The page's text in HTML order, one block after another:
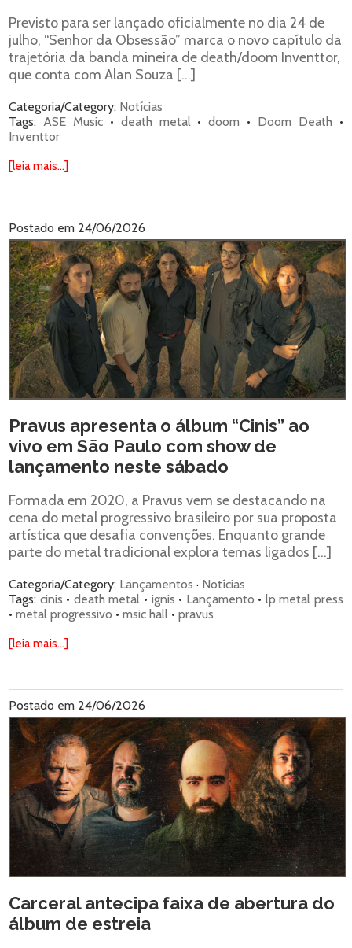
Previsto para ser lançado oficialmente no dia 24 de
julho, “Senhor da Obsessão” marca o novo capítulo da
trajetória da banda mineira de death/doom Inventtor,
que conta com Alan Souza […]
Categoria/Category: Notícias
Tags:ASE Music• death metal•doom • Doom Death •
Inventtor
[leia mais...]
Postado em 24/06/2026
Pravus apresenta o álbum “Cinis” ao
vivo em São Paulo com show de
lançamento neste sábado
Formada em 2020, a Pravus vem se destacando na
cena do metal progressivo brasileiro por sua proposta
artística que desafia convenções. Enquanto grande
parte do metal tradicional explora temas ligados […]
Categoria/Category: Lançamentos · Notícias
Tags: cinis • death metal • ignis • Lançamento • lp metal press
•metal progressivo •msic hall •pravus
[leia mais...]
Postado em 24/06/2026
Carceral antecipa faixa de abertura do
álbum de estreia